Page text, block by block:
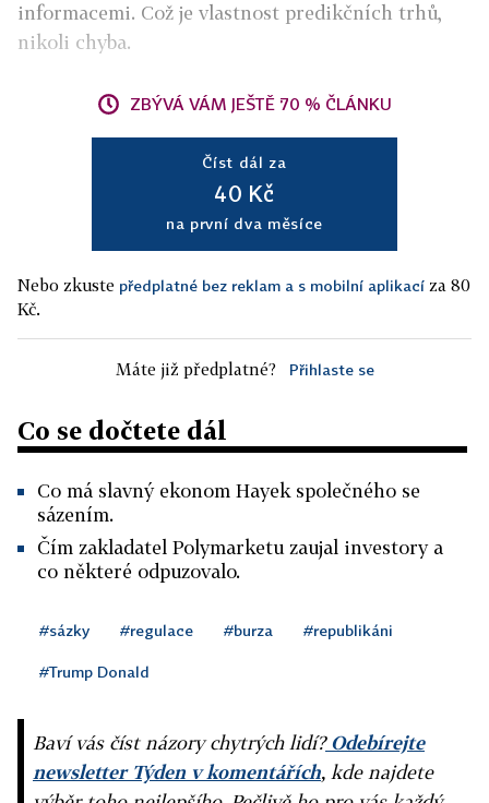
informacemi. Což je vlastnost predikčních trhů,
nikoli chyba.
ZBÝVÁ VÁM JEŠTĚ 70 % ČLÁNKU
Číst dál za
40 Kč
na první dva měsíce
Nebo zkuste předplatné bez reklam a s mobilní aplikací za 80
Kč.
Máte již předplatné? Přihlaste se
Co se dočtete dál
Co má slavný ekonom Hayek společného se
sázením.
Čím zakladatel Polymarketu zaujal investory a
co některé odpuzovalo.
#sázky #regulace #burza #republikáni
#Trump Donald
Baví vás číst názory chytrých lidí?Odebírejte
newsletter Týden v komentářích, kde najdete